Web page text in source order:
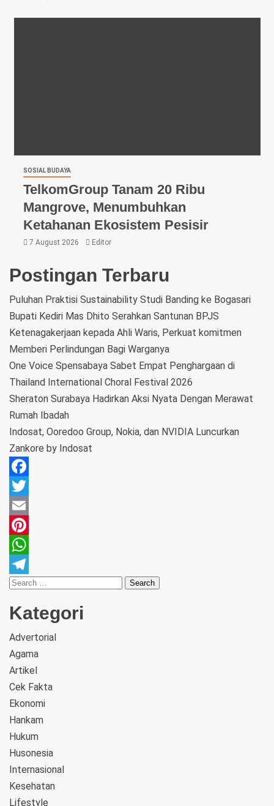
SOSIAL BUDAYA
TelkomGroup Tanam 20 Ribu
Mangrove, Menumbuhkan
Ketahanan Ekosistem Pesisir
7 August 2026 Editor
Postingan Terbaru
Puluhan Praktisi Sustainability Studi Banding ke Bogasari
Bupati Kediri Mas Dhito Serahkan Santunan BPJS
Ketenagakerjaan kepada Ahli Waris, Perkuat komitmen
Memberi Perlindungan Bagi Warganya
One Voice Spensabaya Sabet Empat Penghargaan di
Thailand International Choral Festival 2026
Sheraton Surabaya Hadirkan Aksi Nyata Dengan Merawat
Rumah Ibadah
Indosat, Ooredoo Group, Nokia, dan NVIDIA Luncurkan
Zankore by Indosat
Facebook
Twitter
Email
Pinterest
WhatsApp
Telegram
Kategori
Advertorial
Agama
Artikel
Cek Fakta
Ekonomi
Hankam
Hukum
Husonesia
Internasional
Kesehatan
Lifestyle